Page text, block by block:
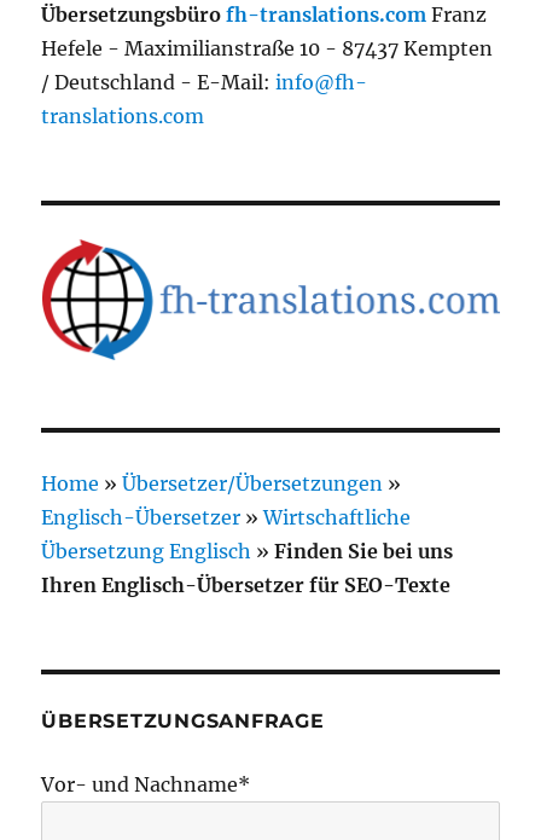
Übersetzungsbürofh-translations.com Franz
Hefele - Maximilianstraße 10 - 87437 Kempten
/ Deutschland - E-Mail:info@fh-
translations.com
Home »Übersetzer/Übersetzungen »
Englisch-Übersetzer »Wirtschaftliche
Übersetzung Englisch »Finden Sie bei uns
Ihren Englisch-Übersetzer für SEO-Texte
ÜBERSETZUNGSANFRAGE
Vor- und Nachname*